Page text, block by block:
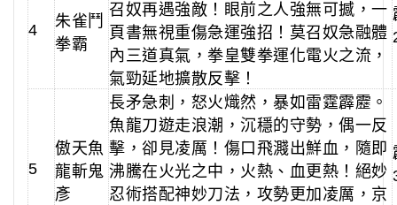
4
朱雀鬥
拳霸
召奴再遇強敵！眼前之人強無可撼，一
頁書無視重傷急運強招！莫召奴急融體
內三道真氣，拳皇雙拳運化電火之流，
氣勁延地擴散反擊！
5
傲天魚
龍斬鬼
彥
長矛急刺，怒火熾然，暴如雷霆霹靂。
魚龍刀遊走浪潮，沉穩的守勢，偶一反
擊，卻見凌厲！傷口飛濺出鮮血，隨即
沸騰在火光之中，火熱、血更熱！絕妙
忍術搭配神妙刀法，攻勢更加凌厲，京